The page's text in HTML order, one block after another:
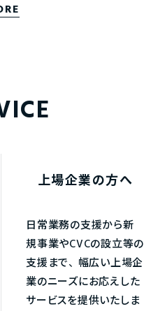
上場企業の方へ
日常業務の支援から新
規事業やCVCの設立等の
支援まで、 幅広い上場企
業のニーズにお応えした
サービスを提供いたしま